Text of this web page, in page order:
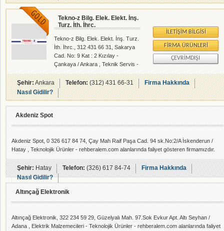
Tekno-z Bilg. Elek. Elekt. İnş.
Turz. İth. İhrc.
Tekno-z Bilg. Elek. Elekt. İnş. Turz.
İth. İhrc., 312 431 66 31, Sakarya
Cad. No: 9 Kat : 2 Kızılay -
Çankaya / Ankara , Teknik Servis -
Teknolojik Ürünler -
rehberalem.com alanlarında faliyet
gösteren firmamızdır.
İLETIŞIM BILGISI
FIRMA ÜRÜNLERI
ÇEVRIMDIŞI
Şehir:Ankara Telefon:(312) 431 66-31
Firma Hakkında
Nasıl Gidilir?
Akdeniz Spot
Akdeniz Spot, 0 326 617 84 74, Çay Mah Raif Paşa Cad. 94 sk.No:2/A İskenderun /
Hatay , Teknolojik Ürünler - rehberalem.com alanlarında faliyet gösteren firmamızdır.
Şehir:Hatay Telefon:(326) 617 84-74
Firma Hakkında
Nasıl Gidilir?
Altınçağ Elektronik
Altınçağ Elektronik, 322 234 59 29, Güzelyalı Mah. 97.Sok Evkur Apt. Altı Seyhan /
Adana , Elektrik Malzemecileri - Teknolojik Ürünler - rehberalem.com alanlarında faliyet